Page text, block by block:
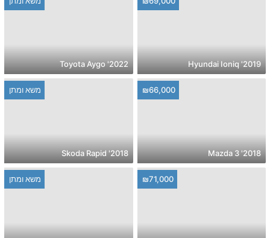
2019' Hyundai Ioniq
2022' Toyota Aygo
₪66,000
2018' Mazda 3
משא ומתן
2018' Skoda Rapid
₪71,000 משא ומתן